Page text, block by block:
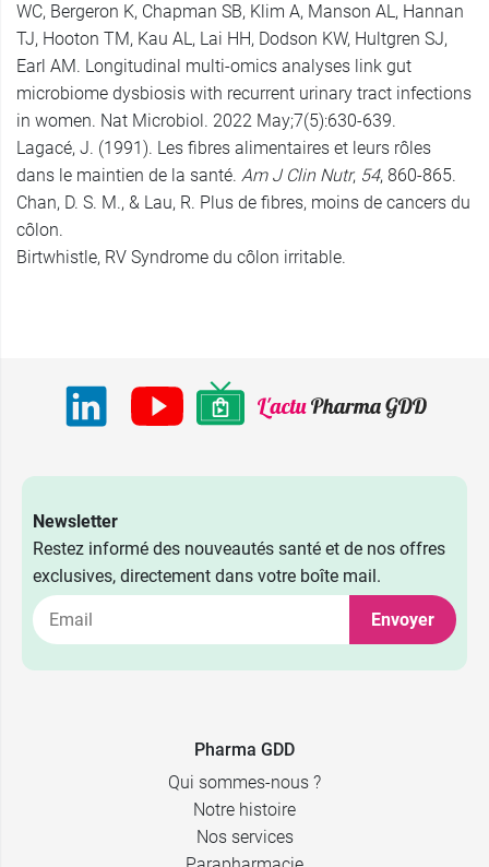
WC, Bergeron K, Chapman SB, Klim A, Manson AL, Hannan
TJ, Hooton TM, Kau AL, Lai HH, Dodson KW, Hultgren SJ,
Earl AM. Longitudinal multi-omics analyses link gut
microbiome dysbiosis with recurrent urinary tract infections
in women. Nat Microbiol. 2022 May;7(5):630-639.
Lagacé, J. (1991). Les fibres alimentaires et leurs rôles
dans le maintien de la santé. Am J Clin Nutr, 54, 860-865.
Chan, D. S. M., & Lau, R. Plus de fibres, moins de cancers du
côlon.
Birtwhistle, RV Syndrome du côlon irritable.
Newsletter
Restez informé des nouveautés santé et de nos offres
exclusives, directement dans votre boîte mail.
Envoyer
Pharma GDD
Qui sommes-nous ?
Notre histoire
Nos services